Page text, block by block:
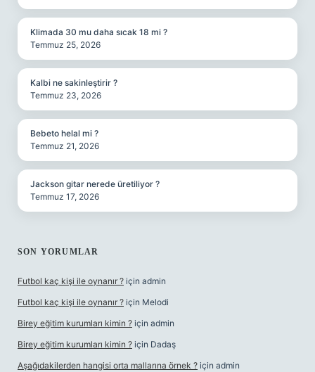
Klimada 30 mu daha sıcak 18 mi ?
Temmuz 25, 2026
Kalbi ne sakinleştirir ?
Temmuz 23, 2026
Bebeto helal mi ?
Temmuz 21, 2026
Jackson gitar nerede üretiliyor ?
Temmuz 17, 2026
SON YORUMLAR
Futbol kaç kişi ile oynanır ? için admin
Futbol kaç kişi ile oynanır ? için Melodi
Birey eğitim kurumları kimin ? için admin
Birey eğitim kurumları kimin ? için Dadaş
Aşağıdakilerden hangisi orta mallarına örnek ? için admin